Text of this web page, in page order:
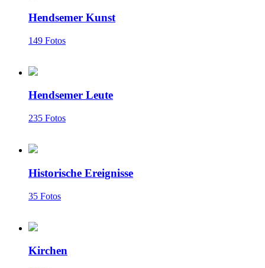
Hendsemer Kunst
149 Fotos
Hendsemer Leute
235 Fotos
Historische Ereignisse
35 Fotos
Kirchen